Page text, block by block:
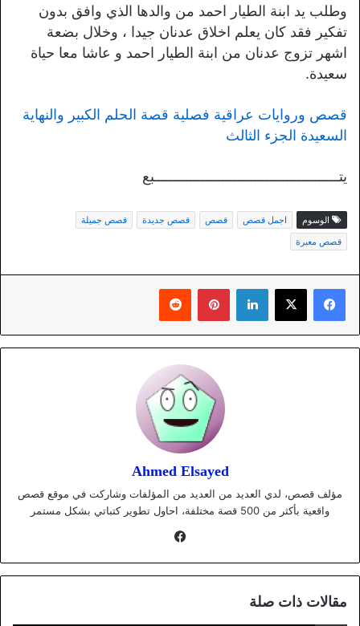
وطلب يد ابنة الطيار احمد من والدها الذي وافق بدون
تفكير فقد كان يعلم اخلاق عدنان جيدا ، وخلال بضعة
اشهر تزوج عدنان من ابنة الطيار احمد و عاشا معا حياة
سعيدة.
قصص وروايات عراقية فصلية قصة الحلم الكبير والنهاية
السعيدة الجزء الثالث
يتــــــــــــــــــــــــــــــــــــــــــــــبع
الوسوم اجمل قصص قصص قصص جديدة
قصص جميلة
قصص معبرة
لينكدإن بينتيريست
Ahmed Elsayed
مؤلف قصص، لدي العديد من العديد من المؤلفات وشاركت في موقع قصص
واقعية بأكثر من 500 قصة مختلفة، احاول تطوير كتباتي بشكل مستمر
مقالات ذات صلة